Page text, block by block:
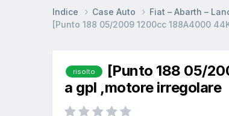
Indice Case Auto Fiat – Abarth –
[Punto 188 05/2009 1200cc 188A4000
risolto
[Punto 188 05/
a gpl ,motore irregolare